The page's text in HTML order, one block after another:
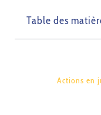
Table des
Actions en